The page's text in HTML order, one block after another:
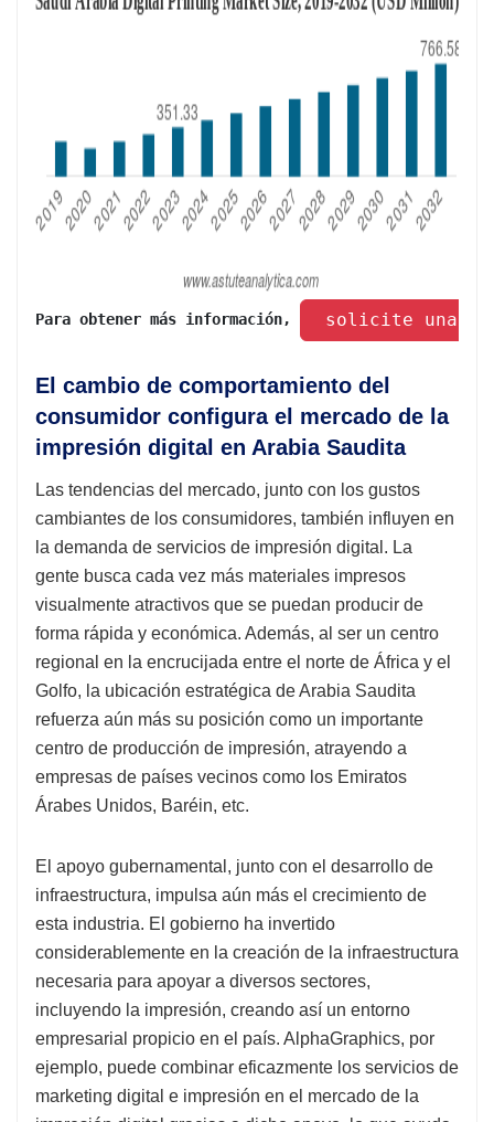
Para obtener más información, solicite una
El cambio de comportamiento del
consumidor configura el mercado de la
impresión digital en Arabia Saudita
Las tendencias del mercado, junto con los gustos
cambiantes de los consumidores, también influyen en
la demanda de servicios de impresión digital. La
gente busca cada vez más materiales impresos
visualmente atractivos que se puedan producir de
forma rápida y económica. Además, al ser un centro
regional en la encrucijada entre el norte de África y el
Golfo, la ubicación estratégica de Arabia Saudita
refuerza aún más su posición como un importante
centro de producción de impresión, atrayendo a
empresas de países vecinos como los Emiratos
Árabes Unidos, Baréin, etc.
El apoyo gubernamental, junto con el desarrollo de
infraestructura, impulsa aún más el crecimiento de
esta industria. El gobierno ha invertido
considerablemente en la creación de la infraestructura
necesaria para apoyar a diversos sectores,
incluyendo la impresión, creando así un entorno
empresarial propicio en el país. AlphaGraphics, por
ejemplo, puede combinar eficazmente los servicios de
marketing digital e impresión en el mercado de la